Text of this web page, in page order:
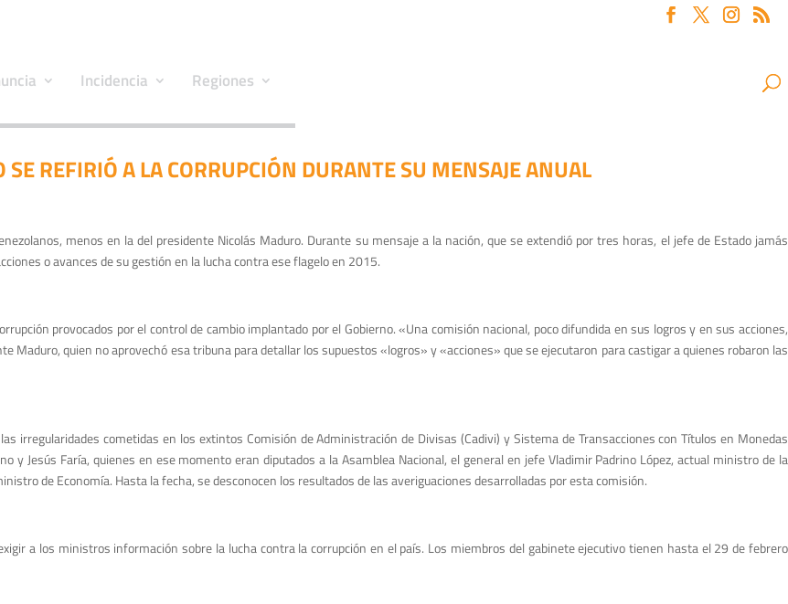
Incidencia Regiones
REFIRIÓ A LA CORRUPCIÓN DURANTE SU MENSAJE ANUAL
menos en la del presidente Nicolás Maduro. Durante su mensaje a la nación, que se extendió por tres horas, el jefe de Estado jamás
o avances de su gestión en la lucha contra ese flagelo en 2015.
provocados por el control de cambio implantado por el Gobierno. «Una comisión nacional, poco difundida en sus logros y en sus acciones,
quien no aprovechó esa tribuna para detallar los supuestos «logros» y «acciones» que se ejecutaron para castigar a quienes robaron las
irregularidades cometidas en los extintos Comisión de Administración de Divisas (Cadivi) y Sistema de Transacciones con Títulos en Monedas
y Jesús Faría, quienes en ese momento eran diputados a la Asamblea Nacional, el general en jefe Vladimir Padrino López, actual ministro de la
de Economía. Hasta la fecha, se desconocen los resultados de las averiguaciones desarrolladas por esta comisión.
a los ministros información sobre la lucha contra la corrupción en el país. Los miembros del gabinete ejecutivo tienen hasta el 29 de febrero